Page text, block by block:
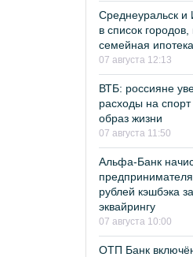
Среднеуральск и
в список городов,
семейная
07 августа 12:13
ВТБ: россияне
расходы на
образ жизни
07 августа 11:50
Альфа-Банк
рублей кэшбэка
эквайрингу
07 августа 10:00
ОТП Банк